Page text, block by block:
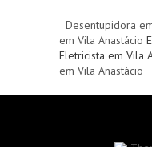
Desentupidora
em Vila Anastácio
Eletricista em Vila
em Vila Anastácio